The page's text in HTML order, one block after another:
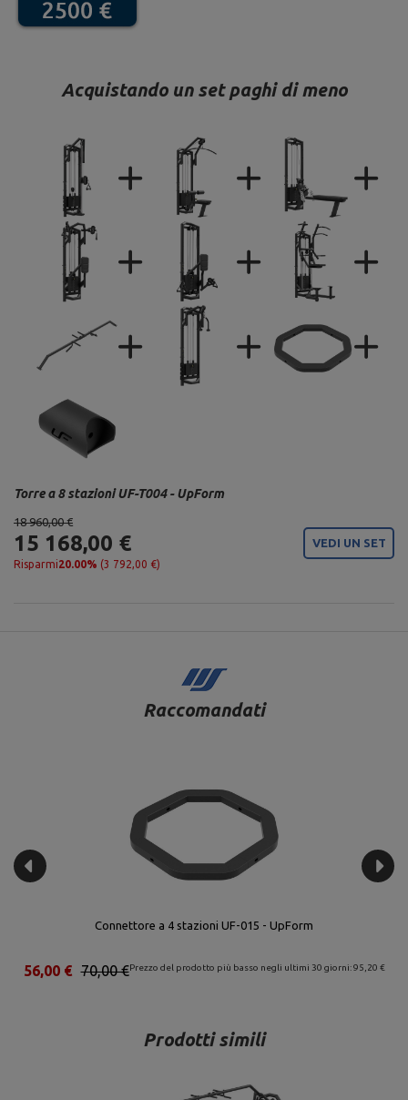
Acquistando un set paghi di meno
18 960,00 €
15 168,00 €
Risparmi20.00% (3 792,00 €)
VEDI UN SET
Torre a 8 stazioni UF-T004 - UpForm
Raccomandati
Connettore a 4 stazioni UF-015 - UpForm
Prezzo del prodotto più basso negli ultimi 30 giorni: 95,20 €
70,00 €
56,00 €
Prodotti simili